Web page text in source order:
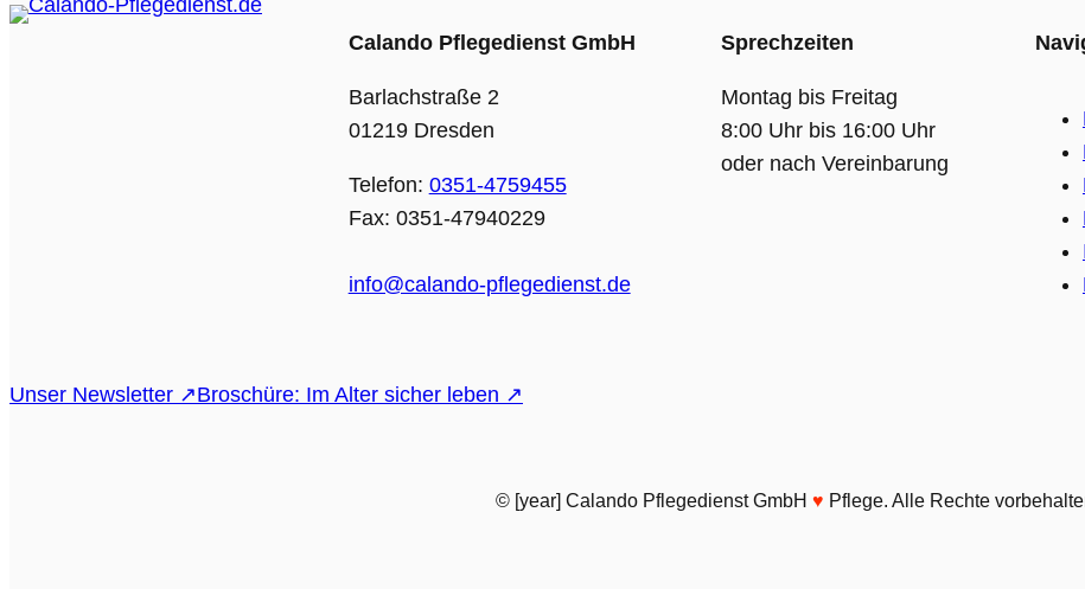
Calando Pflegedienst GmbH
Barlachstraße 2
01219 Dresden
Telefon: 0351-4759455
Fax: 0351-47940229
info@calando-pflegedienst.de
Sprechzeiten
Montag bis Freitag
8:00 Uhr bis 16:00 Uhr
oder nach Vereinbarung
Unser Newsletter ↗Broschüre: Im Alter sicher leben ↗
© [year] Calando Pflegedienst GmbH ♥️ Pflege. Alle Rechte